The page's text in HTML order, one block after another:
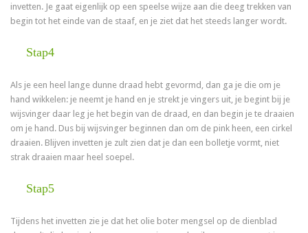
invetten. Je gaat eigenlijk op een speelse wijze aan die deeg trekken van
begin tot het einde van de staaf, en je ziet dat het steeds langer wordt.
Stap4
Als je een heel lange dunne draad hebt gevormd, dan ga je die om je
hand wikkelen: je neemt je hand en je strekt je vingers uit, je begint bij je
wijsvinger daar leg je het begin van de draad, en dan begin je te draaien
om je hand. Dus bij wijsvinger beginnen dan om de pink heen, een cirkel
draaien. Blijven invetten je zult zien dat je dan een bolletje vormt, niet
strak draaien maar heel soepel.
Stap5
Tijdens het invetten zie je dat het olie boter mengsel op de dienblad